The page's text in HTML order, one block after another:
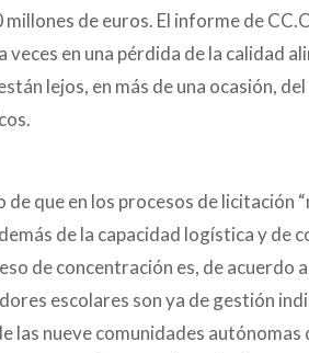
de euros. El informe de
en una pérdida de la calidad
lejos, en más de una ocasión,
de que en los procesos de licitación
de la capacidad logística y de
de concentración es, de acuerdo
escolares son ya de gestión
las nueve comunidades